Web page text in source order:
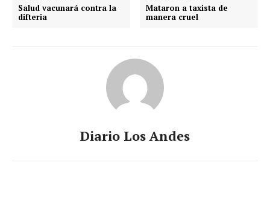
Salud vacunará contra la
difteria
Mataron a taxista de
manera cruel
Diario Los Andes